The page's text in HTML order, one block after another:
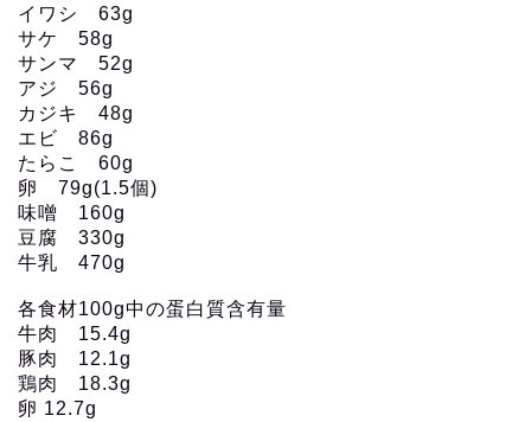
イワシ 63g
サケ 58g
サンマ 52g
アジ 56g
カジキ 48g
エビ 86g
たらこ 60g
卵 79g(1.5個)
味噌 160g
豆腐 330g
牛乳 470g
各食材100g中の蛋白質含有量
牛肉 15.4g
豚肉 12.1g
鶏肉 18.3g
卵 12.7g